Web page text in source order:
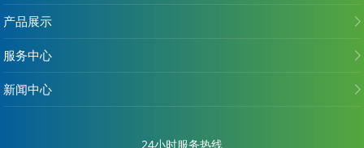
产品展示
服务中心
新闻中心
24小时服务热线